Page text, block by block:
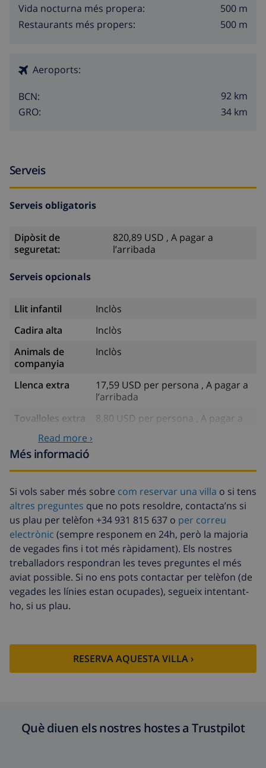
Vida nocturna més propera:
500 m
Restaurants més propers:
500 m
Aeroports:
BCN:
92 km
GRO:
34 km
Serveis
Serveis obligatoris
Dipòsit de
seguretat:
820,89 USD , A pagar a
l’arribada
Serveis opcionals
Llit infantil
Inclòs
Cadira alta
Inclòs
Animals de
companyia
Inclòs
Llenca extra
17,59 USD per persona , A pagar a
l’arribada
Tovalloles extra
8,80 USD per persona , A pagar a
Sortida tardana
Neteja extra
Basat en el consum d’energia
(52,77 USD/HOUR)
Fons de
cancel·lació :
4.80% De la quantitat total
Read more ›
Més informació
Si vols saber més sobre com reservar una villa o si tens
altres preguntes que no pots resoldre, contacta’ns si
us plau per telèfon +34 931 815 637 o per correu
electrònic (sempre responem en 24h, però la majoria
de vegades fins i tot més ràpidament). Els nostres
treballadors respondran les teves preguntes el més
aviat possible. Si no ens pots contactar per telèfon (de
vegades les línies estan ocupades), segueix intentant-
ho, si us plau.
RESERVA AQUESTA VILLA ›
Què diuen els nostres hostes a Trustpilot